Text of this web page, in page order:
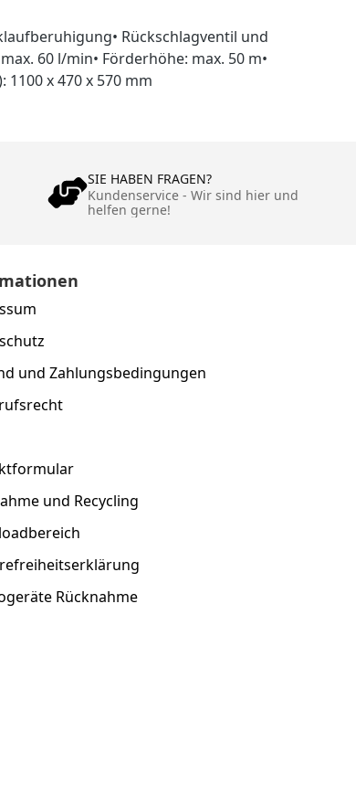
Rückschlagventil und
60 l/min• Förderhöhe: max. 50 m•
1100 x 470 x 570 mm
SIE HABEN FRAGEN?
Kundenservice - Wir sind hier und
helfen gerne!
und Zahlungsbedingungen
und Recycling
Rücknahme